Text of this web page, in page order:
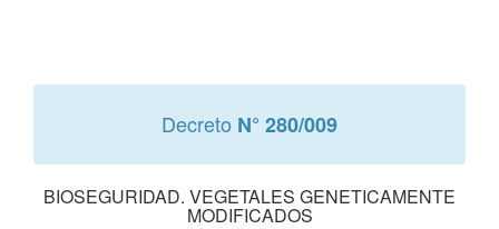
Decreto N° 280/009
BIOSEGURIDAD. VEGETALES GENETICAMENTE
MODIFICADOS